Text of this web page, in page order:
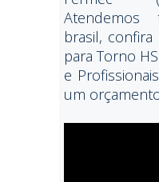
brasil,
para Torno
e
um